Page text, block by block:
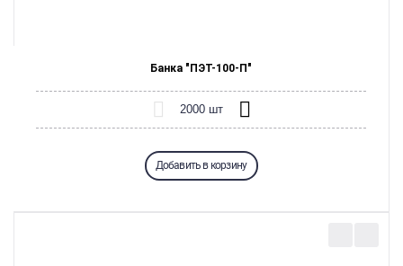
Банка "ПЭТ-100-П"
Добавить в корзину